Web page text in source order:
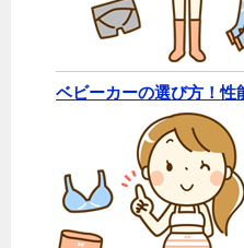
ベビーカーの選び方！性